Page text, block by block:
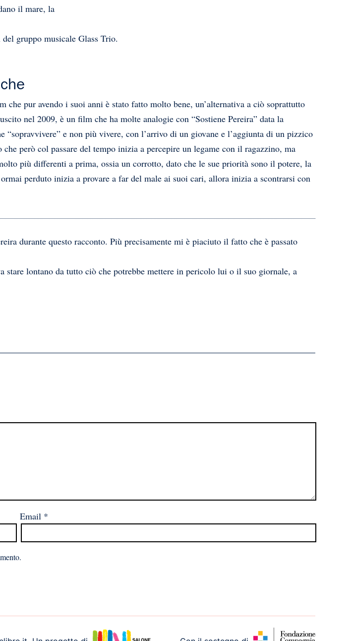
il mare, la
gruppo musicale Glass Trio.
pur avendo i suoi anni è stato fatto molto bene, un’alternativa a ciò soprattutto
nel 2009, è un film che ha molte analogie con “Sostiene Pereira” data la
e non più vivere, con l’arrivo di un giovane e l’aggiunta di un pizzico
però col passare del tempo inizia a percepire un legame con il ragazzino, ma
più differenti a prima, ossia un corrotto, dato che le sue priorità sono il potere, la
perduto inizia a provare a far del male ai suoi cari, allora inizia a scontrarsi con
durante questo racconto. Più precisamente mi è piaciuto il fatto che è passato
stare lontano da tutto ciò che potrebbe mettere in pericolo lui o il suo giornale, a
Email *